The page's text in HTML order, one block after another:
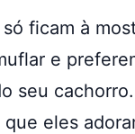
ficam à
e
seu
eles